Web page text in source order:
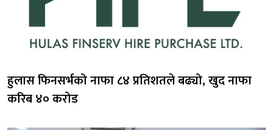
हुलास फिनसर्भको नाफा ८४ प्रतिशतले बढ्यो, खुद नाफा
करिब ४० करोड